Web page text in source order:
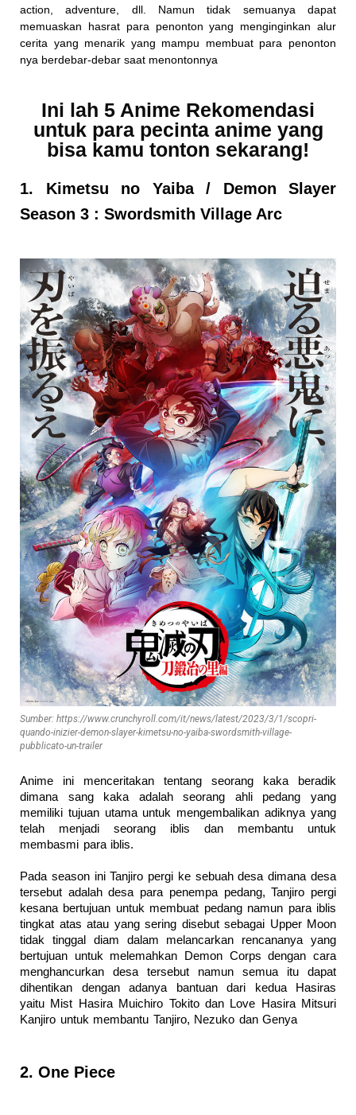
action, adventure, dll. Namun tidak semuanya dapat
memuaskan hasrat para penonton yang menginginkan alur
cerita yang menarik yang mampu membuat para penonton
nya berdebar-debar saat menontonnya
Ini lah 5 Anime Rekomendasi
untuk para pecinta anime yang
bisa kamu tonton sekarang!
1. Kimetsu no Yaiba / Demon Slayer
Season 3 : Swordsmith Village Arc
Sumber: https://www.crunchyroll.com/it/news/latest/2023/3/1/scopri-
quando-inizier-demon-slayer-kimetsu-no-yaiba-swordsmith-village-
pubblicato-un-trailer
Anime ini menceritakan tentang seorang kaka beradik
dimana sang kaka adalah seorang ahli pedang yang
memiliki tujuan utama untuk mengembalikan adiknya yang
telah menjadi seorang iblis dan membantu untuk
membasmi para iblis.
Pada season ini Tanjiro pergi ke sebuah desa dimana desa
tersebut adalah desa para penempa pedang, Tanjiro pergi
kesana bertujuan untuk membuat pedang namun para iblis
tingkat atas atau yang sering disebut sebagai Upper Moon
tidak tinggal diam dalam melancarkan rencananya yang
bertujuan untuk melemahkan Demon Corps dengan cara
menghancurkan desa tersebut namun semua itu dapat
dihentikan dengan adanya bantuan dari kedua Hasiras
yaitu Mist Hasira Muichiro Tokito dan Love Hasira Mitsuri
Kanjiro untuk membantu Tanjiro, Nezuko dan Genya
2. One Piece